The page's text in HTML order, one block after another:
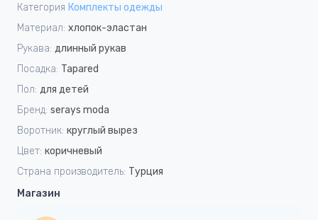
Категория Комплекты одежды
Материал: хлопок-эластан
Рукава: длинный рукав
Посадка: Tapared
Пол: для детей
Бренд: serays moda
Воротник: круглый вырез
Цвет: коричневый
Страна производитель: Турция
Магазин